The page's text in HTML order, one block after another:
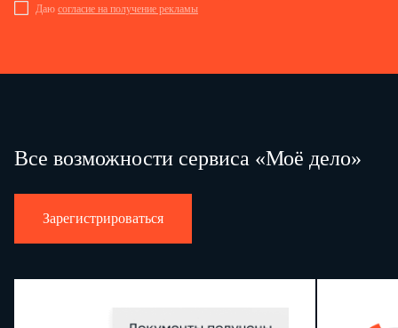
Даю согласие на получение рекламы
Все возможности сервиса «Моё дело»
Зарегистрироваться